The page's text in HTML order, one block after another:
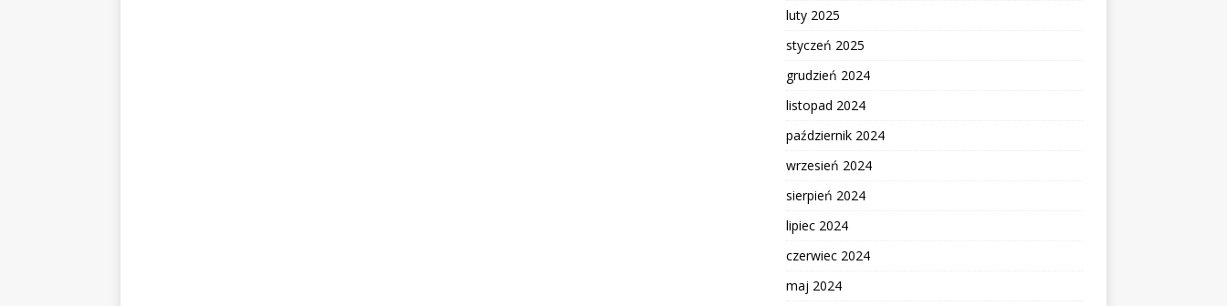
luty 2025
styczeń 2025
grudzień 2024
listopad 2024
październik 2024
wrzesień 2024
sierpień 2024
lipiec 2024
czerwiec 2024
maj 2024